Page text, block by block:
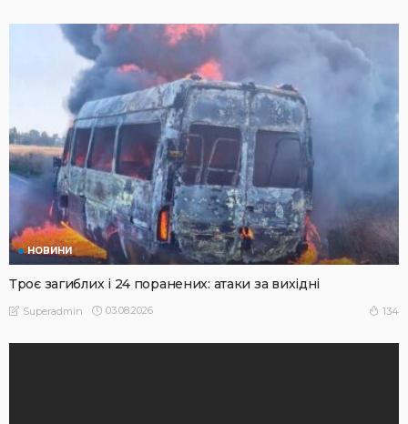
НОВИНИ
Троє загиблих і 24 поранених: атаки за вихідні
Superadmin 03.08.2026 134